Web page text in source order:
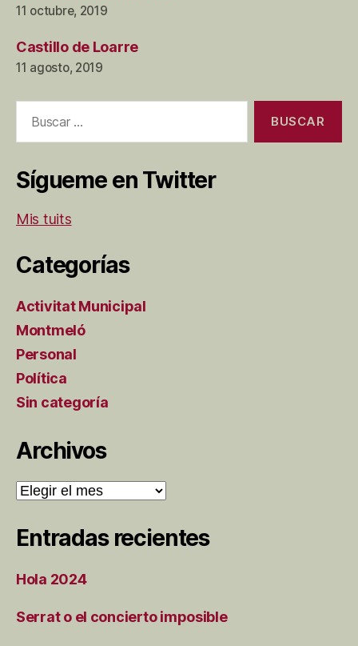
11 octubre, 2019
Castillo de Loarre
11 agosto, 2019
Sígueme en Twitter
Mis tuits
Categorías
Activitat Municipal
Montmeló
Personal
Política
Sin categoría
Archivos
Archivos
Entradas recientes
Hola 2024
Serrat o el concierto imposible